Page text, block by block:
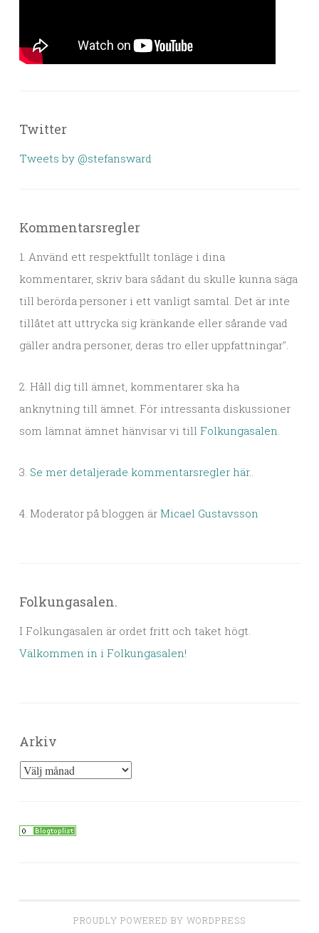
Twitter
Tweets by @stefansward
Kommentarsregler
1. Använd ett respektfullt tonläge i dina
kommentarer, skriv bara sådant du skulle kunna säga
till berörda personer i ett vanligt samtal. Det är inte
tillåtet att uttrycka sig kränkande eller sårande vad
gäller andra personer, deras tro eller uppfattningar".
2. Håll dig till ämnet, kommentarer ska ha
anknytning till ämnet. För intressanta diskussioner
som lämnat ämnet hänvisar vi till Folkungasalen.
3. Se mer detaljerade kommentarsregler här..
4. Moderator på bloggen är Micael Gustavsson
Folkungasalen.
I Folkungasalen är ordet fritt och taket högt.
Välkommen in i Folkungasalen!
Arkiv
Arkiv
PROUDLY POWERED BY WORDPRESS